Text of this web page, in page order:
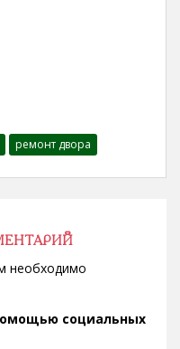
ремонт двора
необходимо
социальных